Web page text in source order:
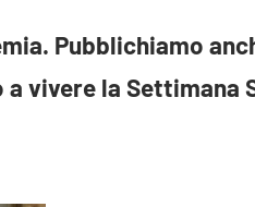
Pubblichiamo
vivere la Settimana